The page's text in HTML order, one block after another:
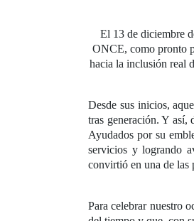
El 13 de diciembre
ONCE, como pronto
hacia la inclusión real
Desde sus inicios,
tras generación. Y así,
Ayudados por su
servicios y logrando
convirtió en una de las
Para celebrar nuestro